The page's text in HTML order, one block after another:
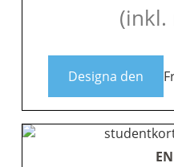
(inkl.
Designa den